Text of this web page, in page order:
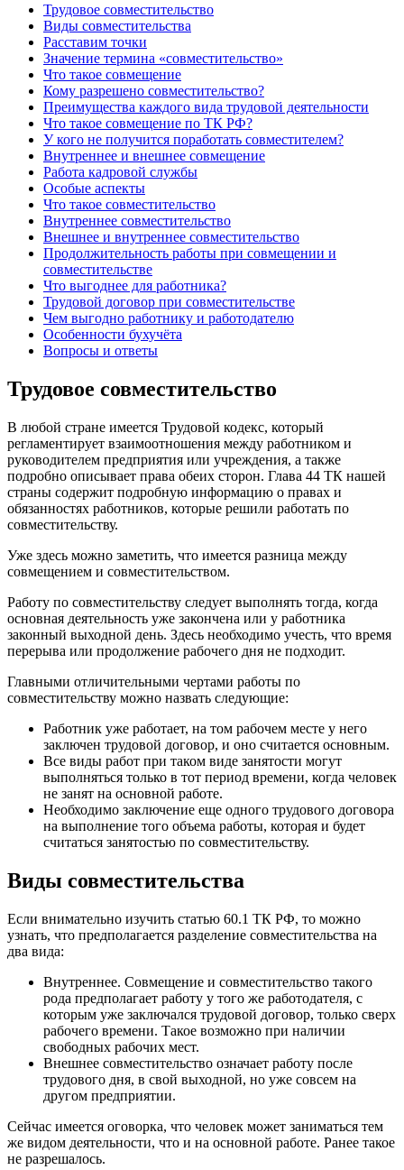
Трудовое совместительство
Виды совместительства
Расставим точки
Значение термина «совместительство»
Что такое совмещение
Кому разрешено совместительство?
Преимущества каждого вида трудовой деятельности
Что такое совмещение по ТК РФ?
У кого не получится поработать совместителем?
Внутреннее и внешнее совмещение
Работа кадровой службы
Особые аспекты
Что такое совместительство
Внутреннее совместительство
Внешнее и внутреннее совместительство
Продолжительность работы при совмещении и
совместительстве
Что выгоднее для работника?
Трудовой договор при совместительстве
Чем выгодно работнику и работодателю
Особенности бухучёта
Вопросы и ответы
Трудовое совместительство
В любой стране имеется Трудовой кодекс, который
регламентирует взаимоотношения между работником и
руководителем предприятия или учреждения, а также
подробно описывает права обеих сторон. Глава 44 ТК нашей
страны содержит подробную информацию о правах и
обязанностях работников, которые решили работать по
совместительству.
Уже здесь можно заметить, что имеется разница между
совмещением и совместительством.
Работу по совместительству следует выполнять тогда, когда
основная деятельность уже закончена или у работника
законный выходной день. Здесь необходимо учесть, что время
перерыва или продолжение рабочего дня не подходит.
Главными отличительными чертами работы по
совместительству можно назвать следующие:
Работник уже работает, на том рабочем месте у него
заключен трудовой договор, и оно считается основным.
Все виды работ при таком виде занятости могут
выполняться только в тот период времени, когда человек
не занят на основной работе.
Необходимо заключение еще одного трудового договора
на выполнение того объема работы, которая и будет
считаться занятостью по совместительству.
Виды совместительства
Если внимательно изучить статью 60.1 ТК РФ, то можно
узнать, что предполагается разделение совместительства на
два вида:
Внутреннее. Совмещение и совместительство такого
рода предполагает работу у того же работодателя, с
которым уже заключался трудовой договор, только сверх
рабочего времени. Такое возможно при наличии
свободных рабочих мест.
Внешнее совместительство означает работу после
трудового дня, в свой выходной, но уже совсем на
другом предприятии.
Сейчас имеется оговорка, что человек может заниматься тем
же видом деятельности, что и на основной работе. Ранее такое
не разрешалось.